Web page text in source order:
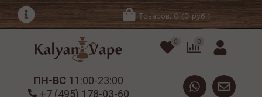
Товаров: 0 (0 руб.)
0 0
ПН-ВС 11:00-23:00
+7 (495) 178-03-60